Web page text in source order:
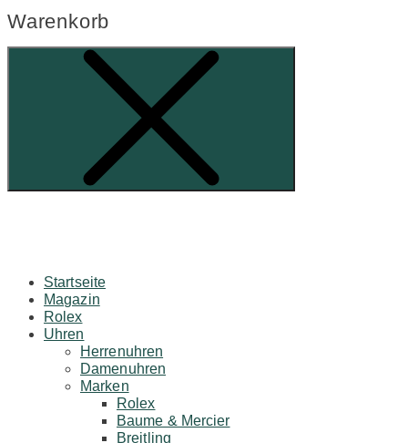
Warenkorb
Startseite
Magazin
Rolex
Uhren
Herrenuhren
Damenuhren
Marken
Rolex
Baume & Mercier
Breitling